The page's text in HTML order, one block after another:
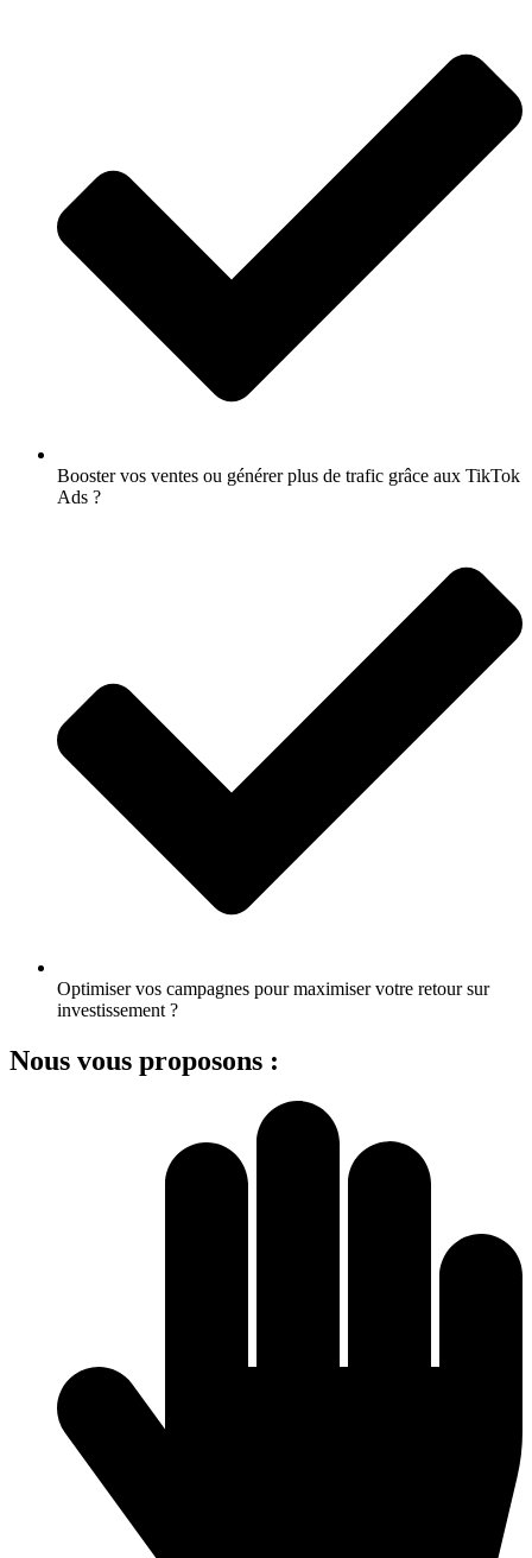
Booster vos ventes ou générer plus de trafic grâce aux TikTok
Ads ?
Optimiser vos campagnes pour maximiser votre retour sur
investissement ?
Nous vous proposons :